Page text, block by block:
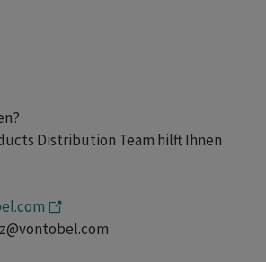
Distribution Team hilft Ihnen